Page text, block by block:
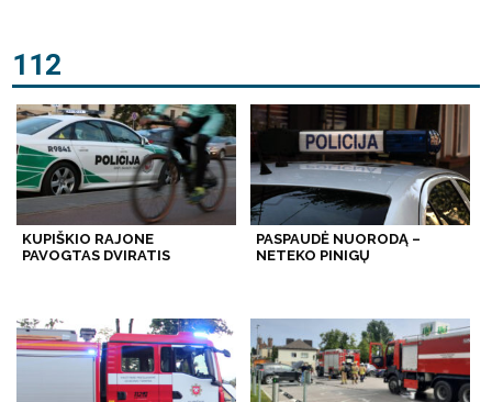
112
KUPIŠKIO RAJONE
PAVOGTAS DVIRATIS
PASPAUDĖ NUORODĄ –
NETEKO PINIGŲ